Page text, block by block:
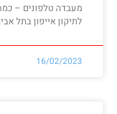
מעבדה טלפונים –
לתיקון אייפון בתל
16/02/2023